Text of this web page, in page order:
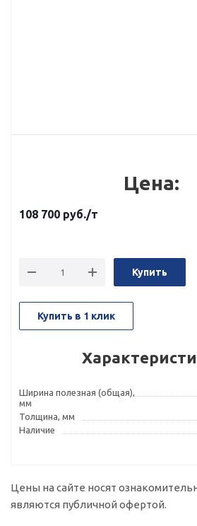
Цена:
108 700 руб./т
Купить
Купить в 1 клик
Ширина полезная (общая),
мм
Толщина, мм
Наличие
Цены на сайте носят
являются публичной офертой.